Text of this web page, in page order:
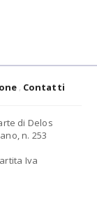
Contatti
di Delos
n. 253
Iva